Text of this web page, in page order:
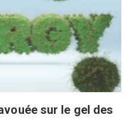
sur le gel des